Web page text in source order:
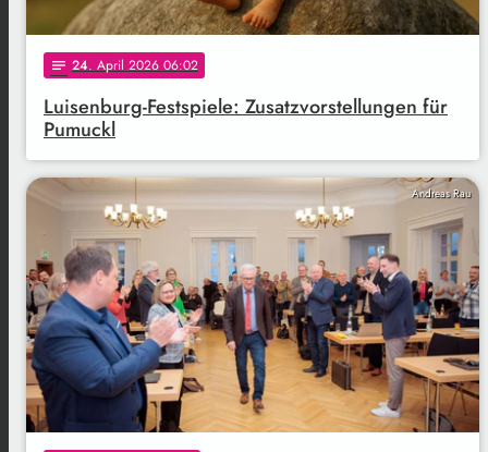
notes 24. April 2026 06:02
Luisenburg-Festspiele: Zusatzvorstellungen für
Pumuckl
Andreas Rau